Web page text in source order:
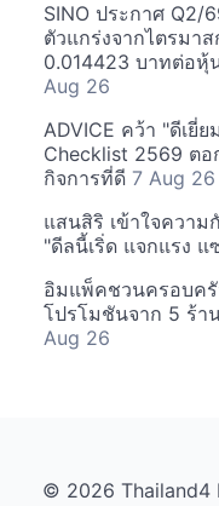
SINO ประกาศ Q2/
ตัวแกร่งจากไตรมา
0.014423 บาทต่อหุ้
Aug 26
ADVICE คว้า "ดีเยี่
Checklist 2569 ต
กิจการที่ดี 7 Aug 26
แสนสิริ เข้าใจควา
"ดีลนี้เริ่ด แจกแรง
อิมแพ็คชวนครอบค
โปรโมชันจาก 5 ร้า
Aug 26
© 2026 Thailand4